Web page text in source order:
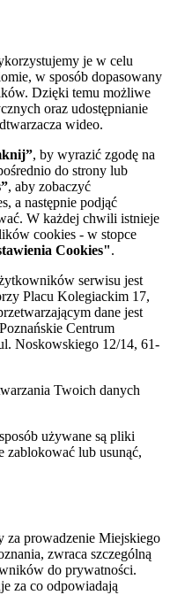
je w celu
w sposób dopasowany
Dzięki temu możliwe
oraz udostępnianie
wideo.
, by wyrazić zgodę na
do strony lub
, aby zobaczyć
a następnie podjąć
W każdej chwili istnieje
cookies - w stopce
Cookies".
serwisu jest
Placu Kolegiackim 17,
dane jest
Centrum
Noskowskiego 12/14, 61-
Twoich danych
używane są pliki
zablokować lub usunąć,
za prowadzenie Miejskiego
zwraca szczególną
do prywatności.
za co odpowiadają